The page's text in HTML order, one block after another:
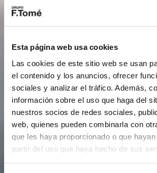
Esta página web usa cookies
Las cookies de este sitio web se usan
el contenido y los anuncios, ofrecer
sociales y analizar el tráfico. Además,
información sobre el uso que haga del
nuestros socios de redes sociales,
web, quienes pueden combinarla con
que les haya proporcionado o que
partir del uso que haya hecho de sus